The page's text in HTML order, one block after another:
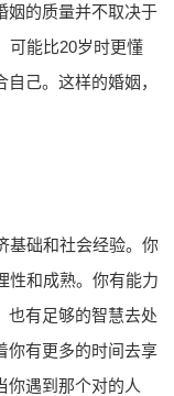
姻的质量并不取决于
可能比20岁时更懂
己。这样的婚姻，
基础和社会经验。你
性和成熟。你有能力
也有足够的智慧去处
你有更多的时间去享
你遇到那个对的人